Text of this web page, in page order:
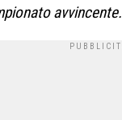
avvincente.